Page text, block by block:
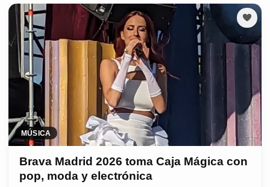
MÚSICA
Brava Madrid 2026 toma Caja Mágica con
pop, moda y electrónica